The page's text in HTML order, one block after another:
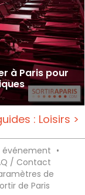
à Paris pour
: Loisirs >
événement •
/ Contact
de
de Paris